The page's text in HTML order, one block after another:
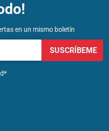
en un mismo boletín
SUSCRÍBEME